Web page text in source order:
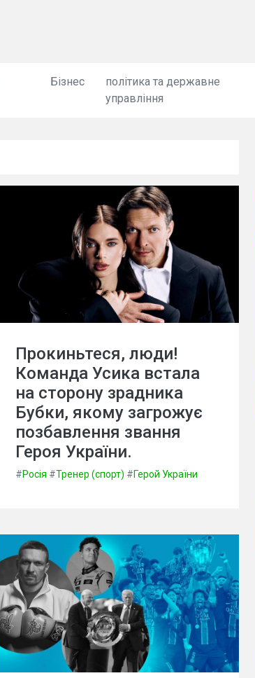
Бізнес
політика та державне
управління
Прокиньтеся, люди!
Команда Усика встала
на сторону зрадника
Бубки, якому загрожує
позбавлення звання
Героя України.
#Росія #Тренер (спорт) #Герой України